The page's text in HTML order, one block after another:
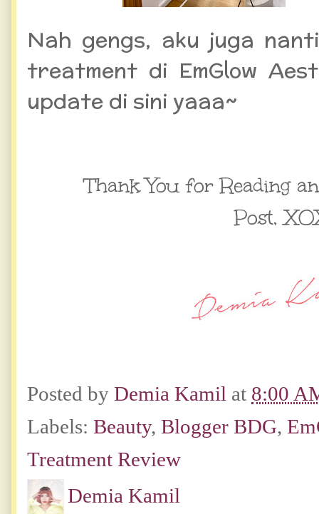
Nah gengs, aku juga
treatment di EmGlow
update di sini yaaa~
Thank You for Reading
Post,
Posted by Demia Kamil at 8:00
Labels: Beauty, Blogger BDG,
Treatment Review
Demia Kamil